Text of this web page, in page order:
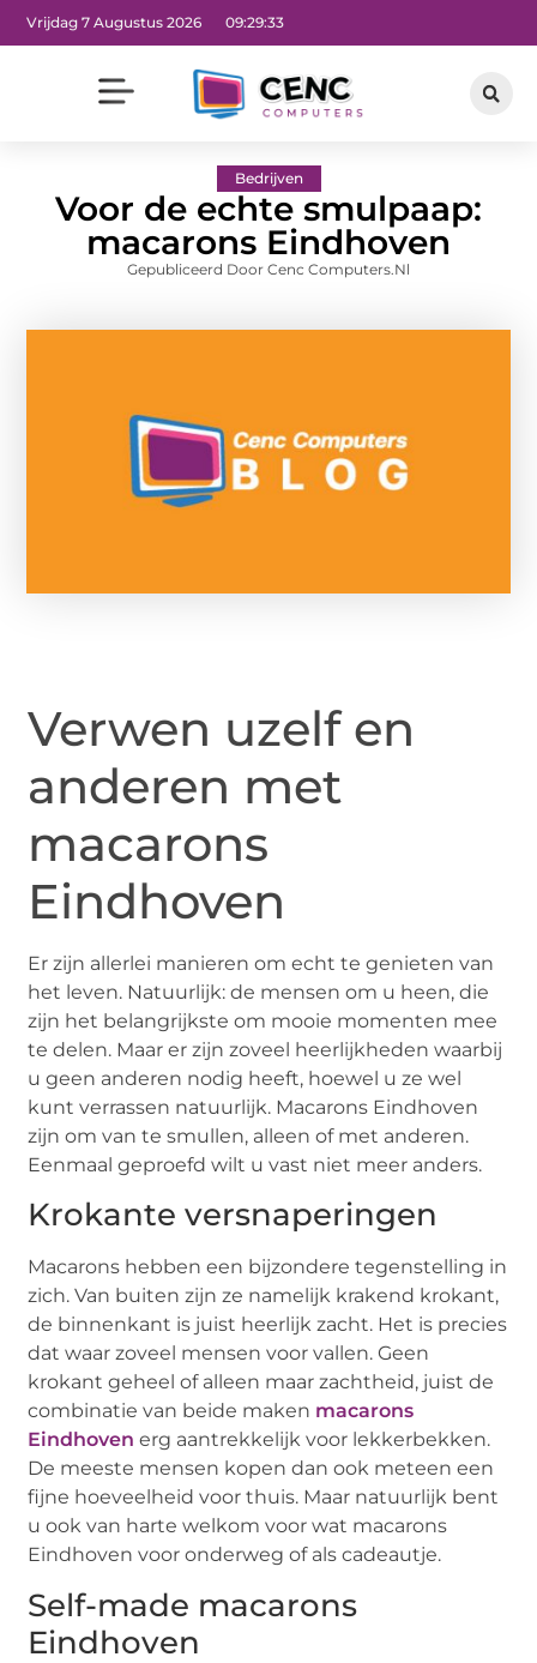
Vrijdag 7 Augustus 2026 09:29:34
Bedrijven
Voor de echte smulpaap:
macarons Eindhoven
Gepubliceerd Door Cenc Computers.nl
Verwen uzelf en
anderen met
macarons
Eindhoven
Er zijn allerlei manieren om echt te genieten van
het leven. Natuurlijk: de mensen om u heen, die
zijn het belangrijkste om mooie momenten mee
te delen. Maar er zijn zoveel heerlijkheden waarbij
u geen anderen nodig heeft, hoewel u ze wel
kunt verrassen natuurlijk. Macarons Eindhoven
zijn om van te smullen, alleen of met anderen.
Eenmaal geproefd wilt u vast niet meer anders.
Krokante versnaperingen
Macarons hebben een bijzondere tegenstelling in
zich. Van buiten zijn ze namelijk krakend krokant,
de binnenkant is juist heerlijk zacht. Het is precies
dat waar zoveel mensen voor vallen. Geen
krokant geheel of alleen maar zachtheid, juist de
combinatie van beide maken macarons
Eindhoven erg aantrekkelijk voor lekkerbekken.
De meeste mensen kopen dan ook meteen een
fijne hoeveelheid voor thuis. Maar natuurlijk bent
u ook van harte welkom voor wat macarons
Eindhoven voor onderweg of als cadeautje.
Self-made macarons
Eindhoven